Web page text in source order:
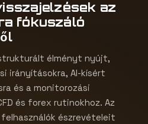
az
fókuszáló
élményt nyújt,
irányításokra, AI-kísért
és a monitorozási
és forex rutinokhoz. Az
észrevételeit